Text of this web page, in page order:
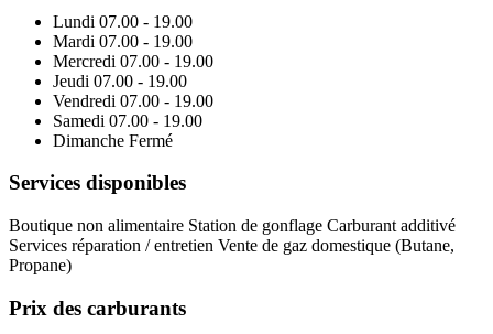
Lundi 07.00 - 19.00
Mardi 07.00 - 19.00
Mercredi 07.00 - 19.00
Jeudi 07.00 - 19.00
Vendredi 07.00 - 19.00
Samedi 07.00 - 19.00
Dimanche Fermé
Services disponibles
Boutique non alimentaire Station de gonflage Carburant additivé
Services réparation / entretien Vente de gaz domestique (Butane,
Propane)
Prix des carburants